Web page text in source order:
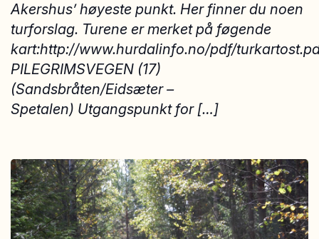
Akershus’ høyeste punkt. Her finner du noen
turforslag. Turene er merket på føgende
kart:http://www.hurdalinfo.no/pdf/
PILEGRIMSVEGEN (17)
(Sandsbråten/Eidsæter –
Spetalen) Utgangspunkt for […]